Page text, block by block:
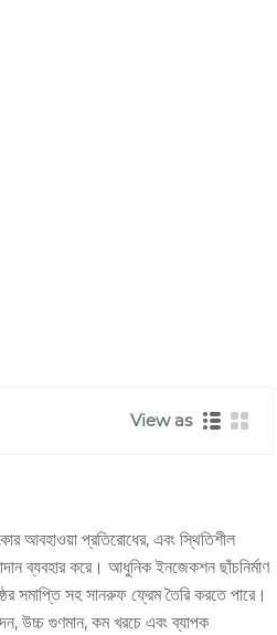
View as
প্রতিরোধের, এবং স্থিতিশীল
ব্যবহার করে। আধুনিক ইনজেকশন ছাঁচনির্মাণ
সমাপ্তি সহ সানরুফ ফ্রেম তৈরি করতে পারে।
উচ্চ গুণমান, কম খরচে এবং ব্যাপক